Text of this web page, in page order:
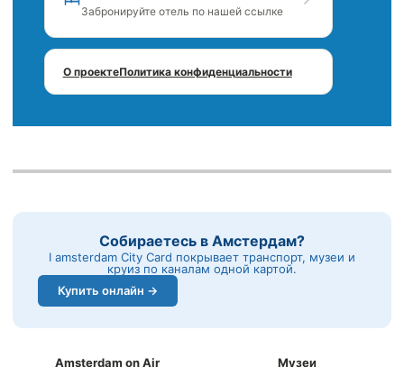
Забронируйте отель по нашей ссылке
О проектеПолитика конфиденциальности
Собираетесь в Амстердам?
I amsterdam City Card покрывает транспорт, музеи и
круиз по каналам одной картой.
Купить онлайн →
Amsterdam on Air Музеи